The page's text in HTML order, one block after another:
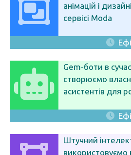
анімацій і
сервісі Moda
Gem-боти в
створюємо
асистентів для
Штучний
використовуємо